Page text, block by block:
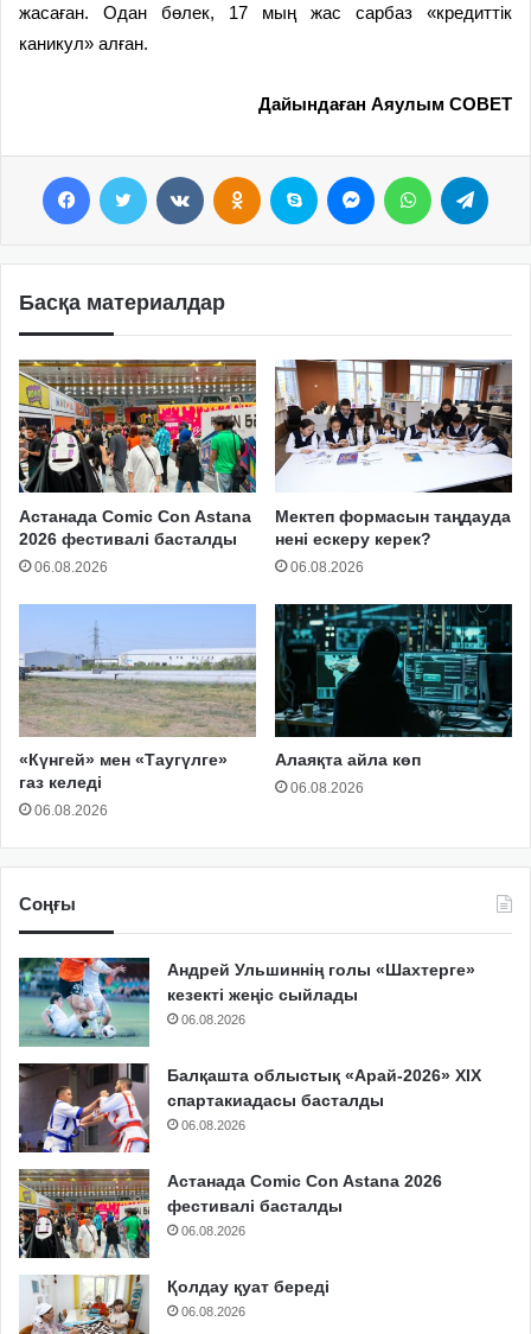
жасаған. Одан бөлек, 17 мың жас сарбаз «кредиттік
каникул» алған.
Дайындаған Аяулым СОВЕТ
Басқа материалдар
Астанада Comic Con Astana
2026 фестивалі басталды
06.08.2026
Мектеп формасын таңдауда
нені ескеру керек?
06.08.2026
«Күнгей» мен «Таугүлге»
газ келеді
06.08.2026
Алаяқта айла көп
06.08.2026
Соңғы
Андрей Ульшиннің голы «Шахтерге»
кезекті жеңіс сыйлады
06.08.2026
Балқашта облыстық «Арай-2026» XIX
спартакиадасы басталды
06.08.2026
Астанада Comic Con Astana 2026
фестивалі басталды
06.08.2026
Қолдау қуат береді
06.08.2026